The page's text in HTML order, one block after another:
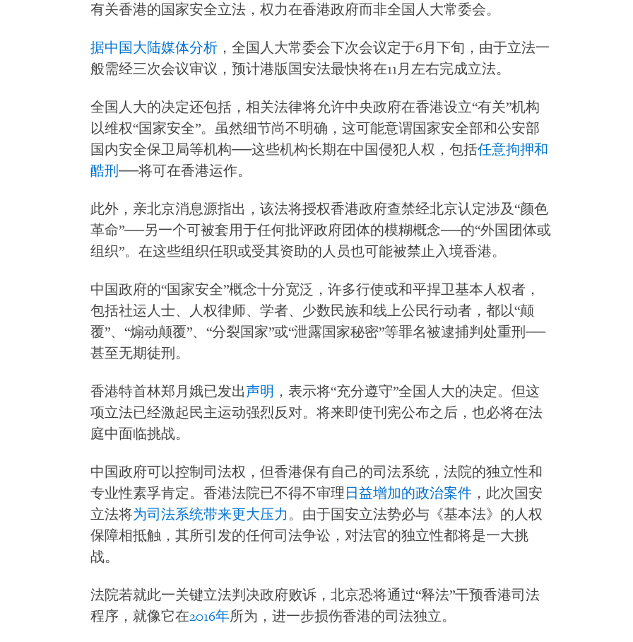
有关香港的国家安全立法，权力在香港政府而非全国人大常委会。
据中国大陆媒体分析 ，全国人大常委会下次会议定于6月下旬，由于立法一
般需经三次会议审议，预计港版国安法最快将在11月左右完成立法。
全国人大的决定还包括，相关法律将允许中央政府在香港设立“有关”机构
以维权“国家安全”。虽然细节尚不明确，这可能意谓国家安全部和公安部
国内安全保卫局等机构──这些机构长期在中国侵犯人权，包括任意拘押和
酷刑 ──将可在香港运作。
此外，亲北京消息源指出，该法将授权香港政府查禁经北京认定涉及“颜色
革命”──另一个可被套用于任何批评政府团体的模糊概念──的“外国团体或
组织”。在这些组织任职或受其资助的人员也可能被禁止入境香港。
中国政府的“国家安全”概念十分宽泛，许多行使或和平捍卫基本人权者，
包括社运人士、人权律师、学者、少数民族和线上公民行动者，都以“颠
覆”、“煽动颠覆”、“分裂国家”或“泄露国家秘密”等罪名被逮捕判处重刑──
甚至无期徒刑。
香港特首林郑月娥已发出声明 ，表示将“充分遵守”全国人大的决定。但这
项立法已经激起民主运动强烈反对。将来即使刊宪公布之后，也必将在法
庭中面临挑战。
中国政府可以控制司法权，但香港保有自己的司法系统，法院的独立性和
专业性素孚肯定。香港法院已不得不审理 日益增加的政治案件 ，此次国安
立法将为司法系统带来更大压力 。由于国安立法势必与《基本法》的人权
保障相抵触，其所引发的任何司法争讼，对法官的独立性都将是一大挑
战。
法院若就此一关键立法判决政府败诉，北京恐将通过“释法”干预香港司法
程序，就像它在2016年所为，进一步损伤香港的司法独立。